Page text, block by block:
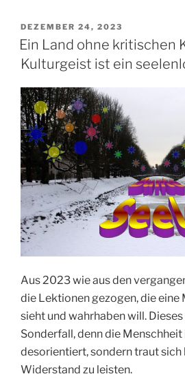
Ampel
unbedingt
weg
muss“
VERÖFFENTLICHT
AM
DEZEMBER 24, 2023
Ein Land ohne kritischen
Kulturgeist ist ein
Aus 2023 wie aus den
die Lektionen gezogen, die eine
sieht und wahrhaben will. Dieses
Sonderfall, denn die
desorientiert, sondern traut sich
Widerstand zu leisten.